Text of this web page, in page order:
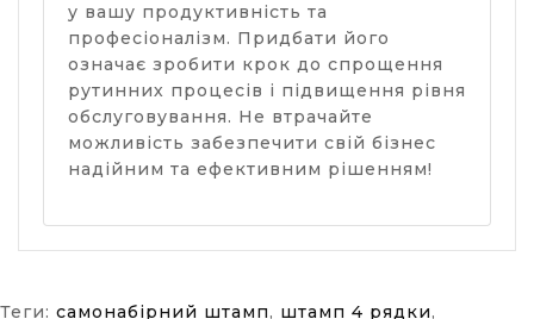
у вашу продуктивність та
професіоналізм. Придбати його
означає зробити крок до спрощення
рутинних процесів і підвищення рівня
обслуговування. Не втрачайте
можливість забезпечити свій бізнес
надійним та ефективним рішенням!
Теги: самонабірний штамп, штамп 4 рядки,